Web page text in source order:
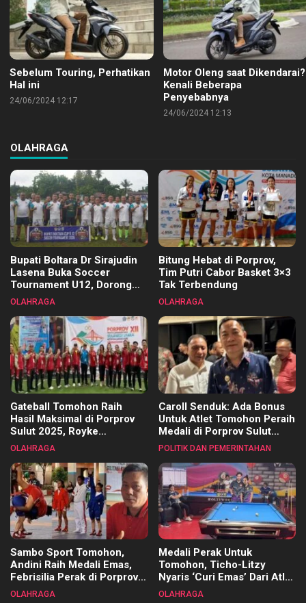
Sebelum Touring, Perhatikan
Hal ini
24/06/2024 12:17
Motor Oleng saat Dikendarai?
Kenali Beberapa
Penyebabnya
24/06/2024 12:13
OLAHRAGA
Bupati Boltara Dr Sirajudin
Lasena Buka Soccer
Tournament U12, Dorong
Pembinaan Merata di Setiap
OLAHRAGA
Bitung Hebat di Porprov,
Tim Putri Cabor Basket 3×3
Tak Terbendung
OLAHRAGA
Gateball Tomohon Raih
Hasil Maksimal di Porprov
Sulut 2025, Royke
Tangkawarouw Ucapkan
OLAHRAGA
Caroll Senduk: Ada Bonus
Untuk Atlet Tomohon Peraih
Medali di Porprov Sulut
2025
POLITIK DAN PEMERINTAHAN
Sambo Sport Tomohon,
Andini Raih Medali Emas,
Febrisilia Perak di Porprov
Sulut 2025
OLAHRAGA
Medali Perak Untuk
Tomohon, Ticho-Litzy
Nyaris ‘Curi Emas’ Dari Atlet
Biliar PON di Porprov Sulut
OLAHRAGA